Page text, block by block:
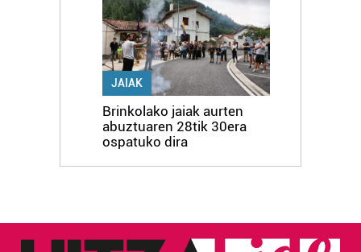
JAIAK
Brinkolako jaiak aurten
abuztuaren 28tik 30era
ospatuko dira